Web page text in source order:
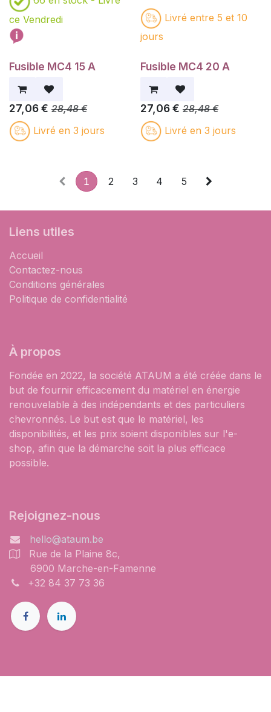
ce Vendredi
Livré entre 5 et 10
jours
Fusible MC4 15 A
27,06€ 28,48€
Livré en 3 jours
Fusible MC4 20 A
27,06€ 28,48€
Livré en 3 jours
1 2 3 4 5
Liens utiles
Accueil
Contactez-nous
Conditions générales
Politique de confidentialité
À propos
Fondée en 2022, la société ATAUM a été créée dans le
but de fournir efficacement du matériel en énergie
renouvelable à des indépendants et des particuliers
chevronnés. Le but est que le matériel, les
disponibilités, et les prix soient disponibles sur l'e-
shop, afin que la démarche soit la plus efficace
possible.
Rejoignez-nous
hello@ataum.be
Rue de la Plaine 8c,
6900 Marche-en-Famenne
+32 84 37 73 36